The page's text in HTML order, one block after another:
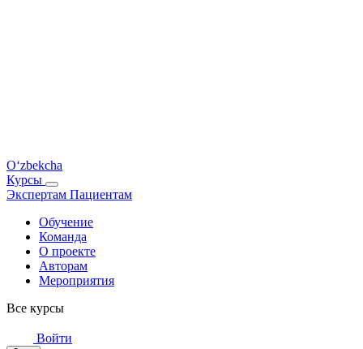
O‘zbekcha
Курсы
Экспертам Пациентам
Обучение
Команда
О проекте
Авторам
Мероприятия
Все курсы
Войти